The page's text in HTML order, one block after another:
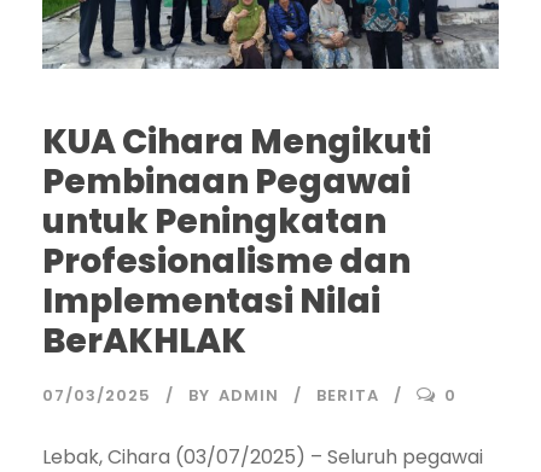
KUA Cihara Mengikuti
Pembinaan Pegawai
untuk Peningkatan
Profesionalisme dan
Implementasi Nilai
BerAKHLAK
07/03/2025 BY ADMIN BERITA 0
Lebak, Cihara (03/07/2025) – Seluruh pegawai